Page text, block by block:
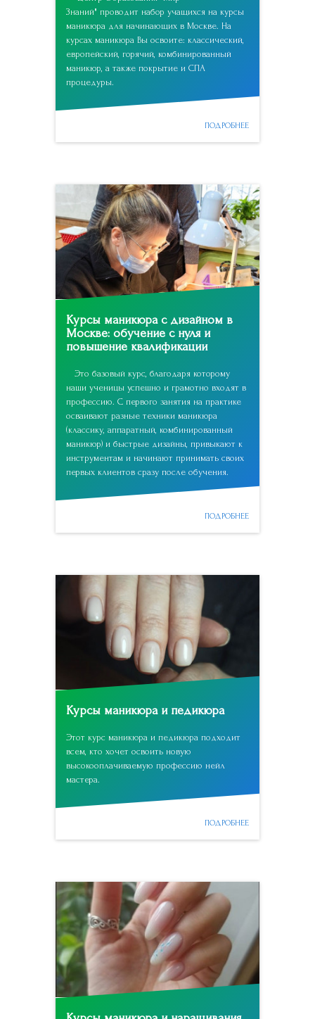
Знаний" проводит набор учащихся на курсы
маникюра для начинающих в Москве. На
курсах маникюра Вы освоите: классический,
европейский, горячий, комбинированный
маникюр, а также покрытие и СПА
процедуры.
ПОДРОБНЕЕ
Курсы маникюра с дизайном в
Москве: обучение с нуля и
повышение квалификации
Это базовый курс, благодаря которому
наши ученицы успешно и грамотно входят в
профессию. С первого занятия на практике
осваивают разные техники маникюра
(классику, аппаратный, комбинированный
маникюр) и быстрые дизайны, привыкают к
инструментам и начинают принимать своих
первых клиентов сразу после обучения.
ПОДРОБНЕЕ
Курсы маникюра и педикюра
Этот курс маникюра и педикюра подходит
всем, кто хочет освоить новую
высокооплачиваемую профессию нейл
мастера.
ПОДРОБНЕЕ